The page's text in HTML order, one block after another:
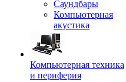
Саундбары
Компьютерная
акустика
Компьютерная техника
и периферия